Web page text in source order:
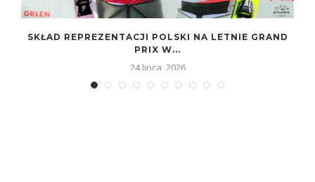
SKŁAD REPREZENTACJI POLSKI NA LETNIE GRAND
PRIX W...
24 lipca, 2026